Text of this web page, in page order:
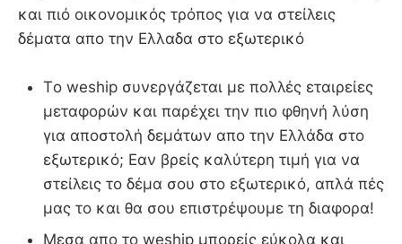
και πιό οικονομικός τρόπος για να στείλεις
δέματα απο την Ελλαδα στο εξωτερικό
Τo weship συνεργάζεται με πολλές εταιρείες
μεταφορών και παρέχει την πιο φθηνή λύση
για αποστολή δεμάτων απο την Ελλάδα στο
εξωτερικό; Εαν βρείς καλύτερη τιμή για να
στείλεις το δέμα σου στο εξωτερικό, απλά πές
μας το και θα σου επιστρέψουμε τη διαφορα!
Μεσα απο το weship μπορείς εύκολα και